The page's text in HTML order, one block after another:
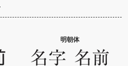
明朝体